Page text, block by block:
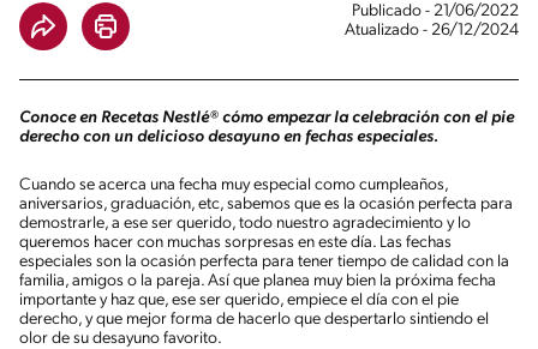
Publicado - 21/06/2022
Atualizado - 26/12/2024
Conoce en Recetas Nestlé® cómo empezar la celebración con el pie
derecho con un delicioso desayuno en fechas especiales.
Cuando se acerca una fecha muy especial como cumpleaños,
aniversarios, graduación, etc, sabemos que es la ocasión perfecta para
demostrarle, a ese ser querido, todo nuestro agradecimiento y lo
queremos hacer con muchas sorpresas en este día. Las fechas
especiales son la ocasión perfecta para tener tiempo de calidad con la
familia, amigos o la pareja. Así que planea muy bien la próxima fecha
importante y haz que, ese ser querido, empiece el día con el pie
derecho, y que mejor forma de hacerlo que despertarlo sintiendo el
olor de su desayuno favorito.